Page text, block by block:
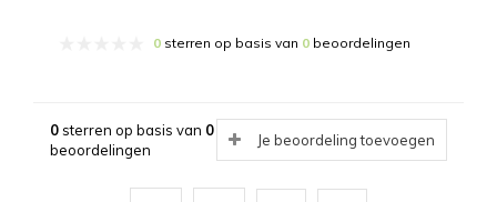
0 sterren op basis van 0 beoordelingen
0sterren op basis van 0
beoordelingen
Je beoordeling toevoegen